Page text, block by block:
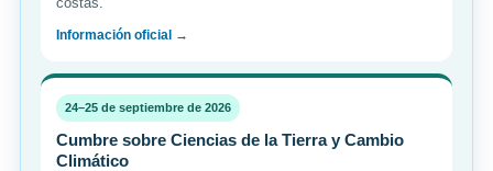
Información oficial →
24–25 de septiembre de 2026
Cumbre sobre Ciencias de la Tierra y Cambio
Climático